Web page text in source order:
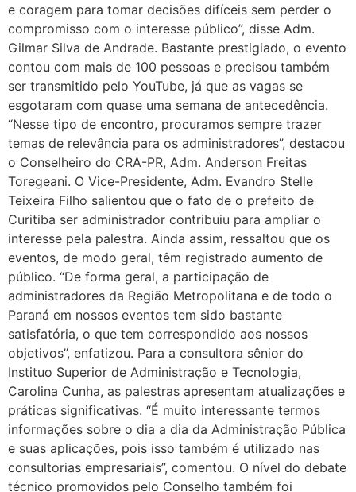
e coragem para tomar decisões difíceis sem perder o
compromisso com o interesse público”, disse Adm.
Gilmar Silva de Andrade. Bastante prestigiado, o evento
contou com mais de 100 pessoas e precisou também
ser transmitido pelo YouTube, já que as vagas se
esgotaram com quase uma semana de antecedência.
“Nesse tipo de encontro, procuramos sempre trazer
temas de relevância para os administradores”, destacou
o Conselheiro do CRA-PR, Adm. Anderson Freitas
Toregeani. O Vice-Presidente, Adm. Evandro Stelle
Teixeira Filho salientou que o fato de o prefeito de
Curitiba ser administrador contribuiu para ampliar o
interesse pela palestra. Ainda assim, ressaltou que os
eventos, de modo geral, têm registrado aumento de
público. “De forma geral, a participação de
administradores da Região Metropolitana e de todo o
Paraná em nossos eventos tem sido bastante
satisfatória, o que tem correspondido aos nossos
objetivos”, enfatizou. Para a consultora sênior do
Instituo Superior de Administração e Tecnologia,
Carolina Cunha, as palestras apresentam atualizações e
práticas significativas. “É muito interessante termos
informações sobre o dia a dia da Administração Pública
e suas aplicações, pois isso também é utilizado nas
consultorias empresariais”, comentou. O nível do debate
técnico promovidos pelo Conselho também foi